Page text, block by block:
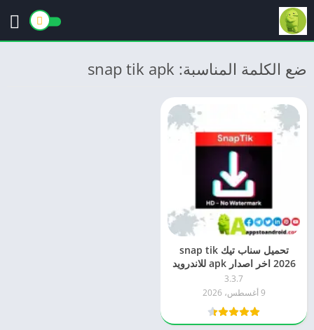
ضع الكلمة المناسبة: snap tik apk
تحميل سناب تيك snap tik
2026 اخر اصدار apk للاندرويد
3.3.7
9 أغسطس، 2026